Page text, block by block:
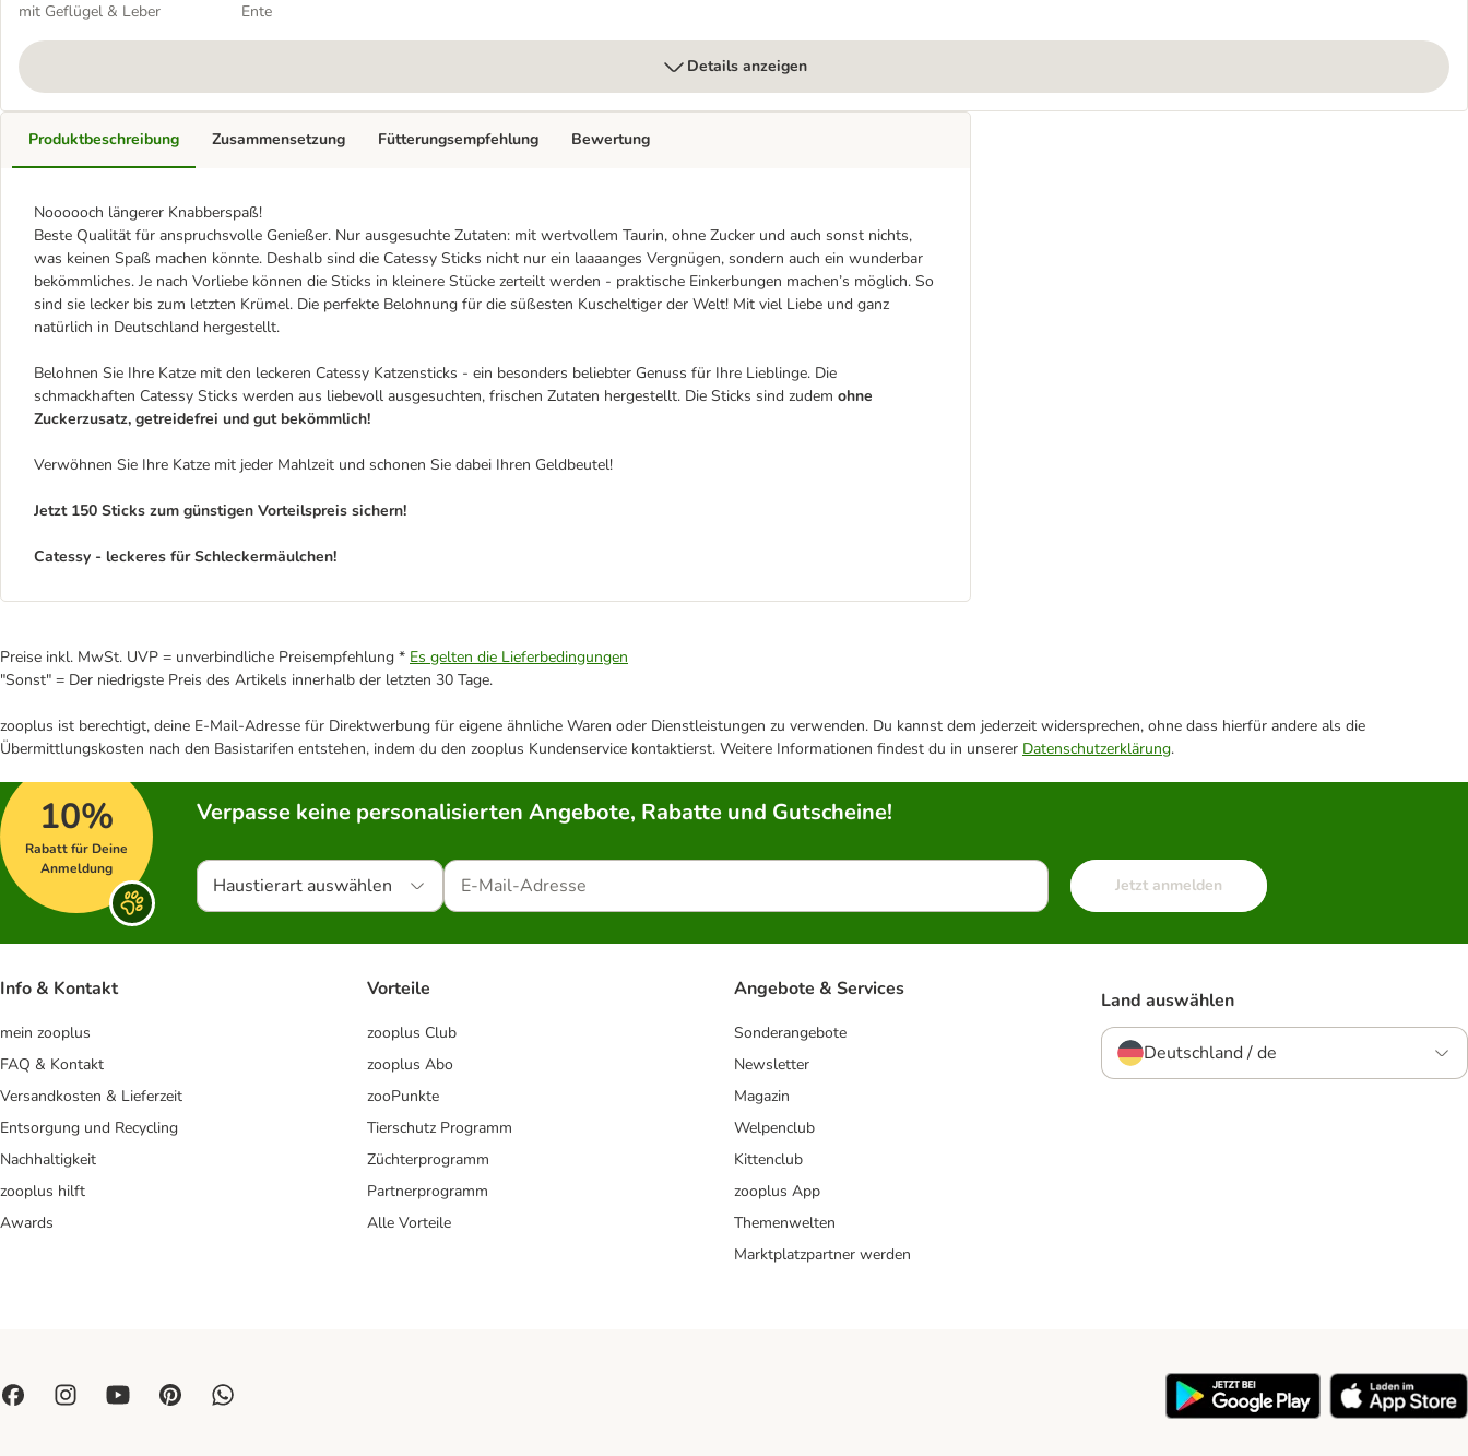
mit Geflügel & Leber
Ente
Details anzeigen
Produktbeschreibung
Noooooch längerer Knabberspaß!
Beste Qualität für anspruchsvolle Genießer. Nur ausgesuchte Zutaten: mit wertvollem Taurin, ohne Zucker und auch sonst nichts,
was keinen Spaß machen könnte. Deshalb sind die Catessy Sticks nicht nur ein laaaanges Vergnügen, sondern auch ein wunderbar
bekömmliches. Je nach Vorliebe können die Sticks in kleinere Stücke zerteilt werden - praktische Einkerbungen machen’s möglich. So
sind sie lecker bis zum letzten Krümel. Die perfekte Belohnung für die süßesten Kuscheltiger der Welt! Mit viel Liebe und ganz
natürlich in Deutschland hergestellt.
Belohnen Sie Ihre Katze mit den leckeren Catessy Katzensticks - ein besonders beliebter Genuss für Ihre Lieblinge. Die
schmackhaften Catessy Sticks werden aus liebevoll ausgesuchten, frischen Zutaten hergestellt. Die Sticks sind zudem ohne
Zuckerzusatz, getreidefrei und gut bekömmlich!
Verwöhnen Sie Ihre Katze mit jeder Mahlzeit und schonen Sie dabei Ihren Geldbeutel!
Jetzt 150 Sticks zum günstigen Vorteilspreis sichern!
Catessy - leckeres für Schleckermäulchen!­
Zusammensetzung Fütterungsempfehlung Bewertung
Preise inkl. MwSt. UVP = unverbindliche Preisempfehlung * Es gelten die Lieferbedingungen
"Sonst" = Der niedrigste Preis des Artikels innerhalb der letzten 30 Tage.
zooplus ist berechtigt, deine E-Mail-Adresse für Direktwerbung für eigene ähnliche Waren oder Dienstleistungen zu verwenden. Du kannst dem jederzeit widersprechen, ohne dass hierfür andere als die
Übermittlungskosten nach den Basistarifen entstehen, indem du den zooplus Kundenservice kontaktierst. Weitere Informationen findest du in unserer Datenschutzerklärung.
10%
Rabatt für Deine
Anmeldung
Verpasse keine personalisierten Angebote, Rabatte und Gutscheine!
Haustierart auswählen Jetzt anmelden
Info & Kontakt
mein zooplus
FAQ & Kontakt
Versandkosten & Lieferzeit
Entsorgung und Recycling
Nachhaltigkeit
zooplus hilft
Awards
Vorteile
zooplus Club
zooplus Abo
zooPunkte
Tierschutz Programm
Züchterprogramm
Partnerprogramm
Alle Vorteile
Angebote & Services
Sonderangebote
Newsletter
Magazin
Welpenclub
Kittenclub
zooplus App
Themenwelten
Marktplatzpartner werden
Land auswählen
Deutschland / de